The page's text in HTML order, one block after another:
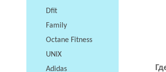
Dfit
Family
Octane Fitness
UNIX
Adidas